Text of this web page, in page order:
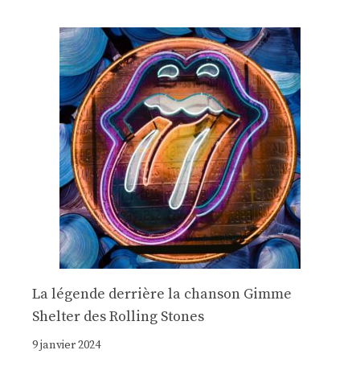
La légende derrière la chanson Gimme
Shelter des Rolling Stones
9 janvier 2024